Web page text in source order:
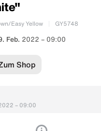
Easy Yellow GY5748
Feb. 2022 – 09:00
Shop
– 09:00